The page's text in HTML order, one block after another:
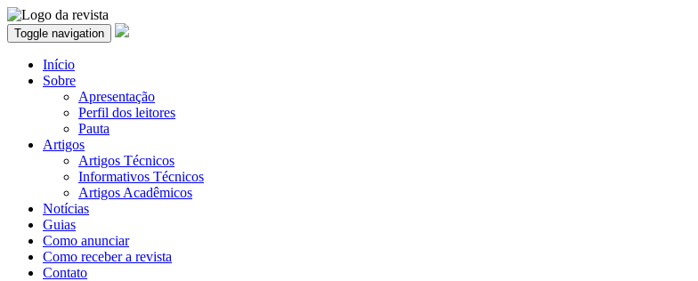
Toggle navigation
Início
Sobre
Apresentação
Perfil dos leitores
Pauta
Artigos
Artigos Técnicos
Informativos Técnicos
Artigos Acadêmicos
Notícias
Guias
Como anunciar
Como receber a revista
Contato